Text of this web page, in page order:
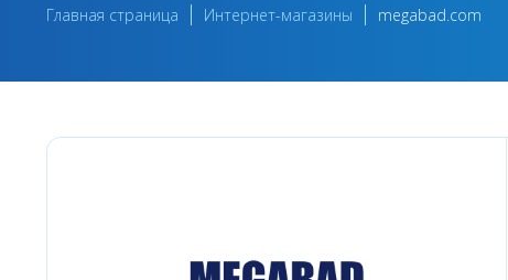
Главная страница Интернет-магазины megabad.com